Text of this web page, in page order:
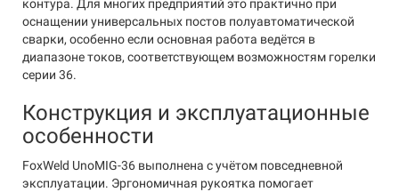
контура. Для многих предприятий это практично при
оснащении универсальных постов полуавтоматической
сварки, особенно если основная работа ведётся в
диапазоне токов, соответствующем возможностям горелки
серии 36.
Конструкция и эксплуатационные
особенности
FoxWeld UnoMIG-36 выполнена с учётом повседневной
эксплуатации. Эргономичная рукоятка помогает